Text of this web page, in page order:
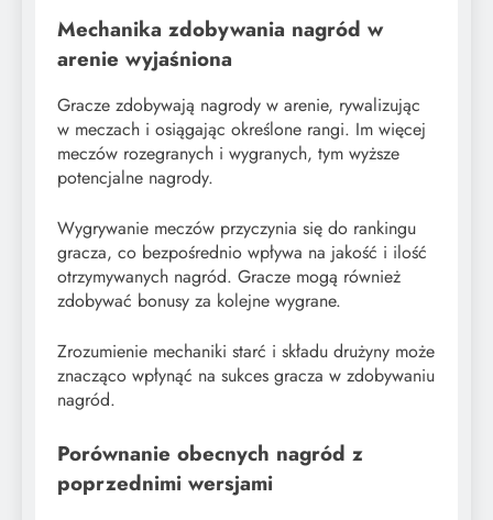
Mechanika zdobywania nagród w
arenie wyjaśniona
Gracze zdobywają nagrody w arenie, rywalizując
w meczach i osiągając określone rangi. Im więcej
meczów rozegranych i wygranych, tym wyższe
potencjalne nagrody.
Wygrywanie meczów przyczynia się do rankingu
gracza, co bezpośrednio wpływa na jakość i ilość
otrzymywanych nagród. Gracze mogą również
zdobywać bonusy za kolejne wygrane.
Zrozumienie mechaniki starć i składu drużyny może
znacząco wpłynąć na sukces gracza w zdobywaniu
nagród.
Porównanie obecnych nagród z
poprzednimi wersjami